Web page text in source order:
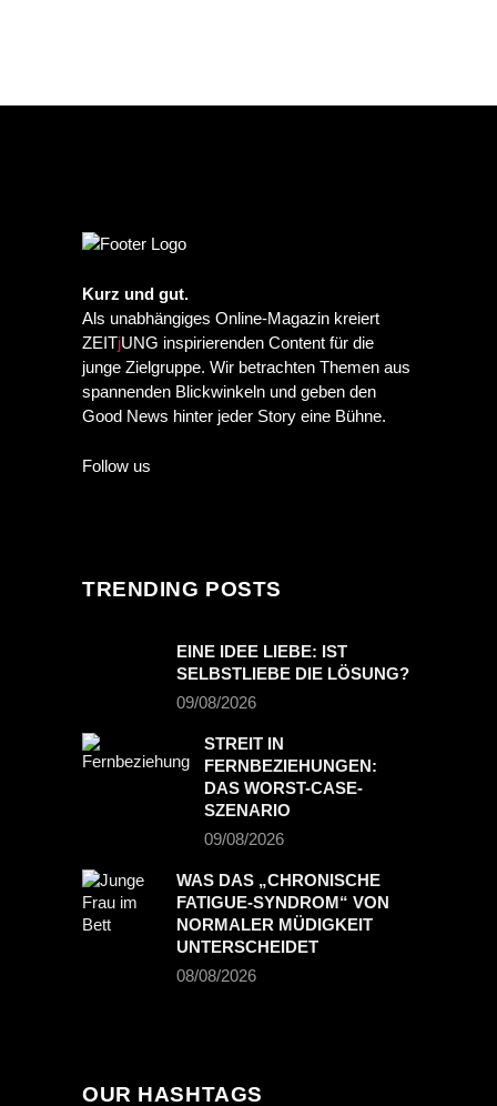
Kurz und gut.
Als unabhängiges Online-Magazin kreiert
ZEITjUNG inspirierenden Content für die
junge Zielgruppe. Wir betrachten Themen aus
spannenden Blickwinkeln und geben den
Good News hinter jeder Story eine Bühne.
Follow us
TRENDING POSTS
EINE IDEE LIEBE: IST
SELBSTLIEBE DIE LÖSUNG?
09/08/2026
STREIT IN
FERNBEZIEHUNGEN:
DAS WORST-CASE-
SZENARIO
09/08/2026
WAS DAS „CHRONISCHE
FATIGUE-SYNDROM“ VON
NORMALER MÜDIGKEIT
UNTERSCHEIDET
08/08/2026
OUR HASHTAGS